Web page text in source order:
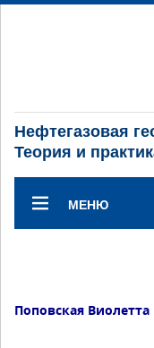
Нефтегазовая
Теория и
МЕНЮ
Поповская Виолетта